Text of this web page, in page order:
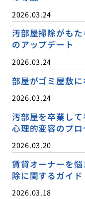
2026.03.24
汚部屋掃除がも
のアップデート
2026.03.24
部屋がゴミ屋敷
2026.03.24
汚部屋を卒業し
心理的変容のプロ
2026.03.20
賃貸オーナーを
除に関するガイド
2026.03.18